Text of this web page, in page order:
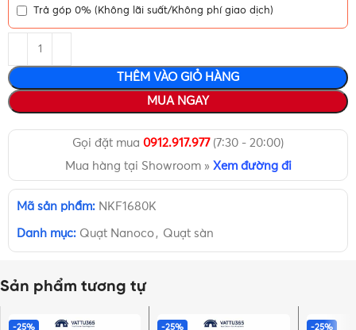
Trả góp 0% (Không lãi suất/Không phí giao dịch)
THÊM VÀO GIỎ HÀNG
MUA NGAY
Gọi đặt mua 0912.917.977(7:30 - 20:00)
Mua hàng tại Showroom » Xem đường đi
Mã sản phẩm: NKF1680K
Danh mục: Quạt Nanoco, Quạt sàn
Sản phẩm tương tự
-25%
-25%
-25%